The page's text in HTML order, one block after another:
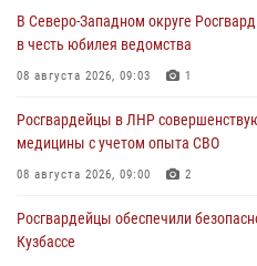
В Северо-Западном округе
в честь юбилея ведомства
08 августа 2026, 09:03 1
Росгвардейцы в ЛНР
медицины с учетом опыта СВО
08 августа 2026, 09:00 2
Росгвардейцы обеспечили
Кузбассе